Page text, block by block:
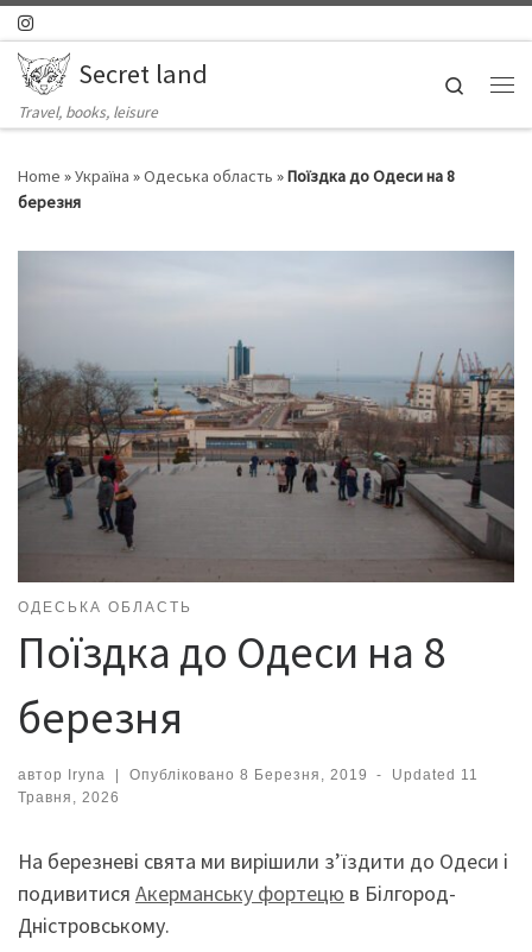
Skip to content
Secret land
Travel, books, leisure
Search
Home »Україна »Одеська область »Поїздка до Одеси на 8
березня
ОДЕСЬКА ОБЛАСТЬ
Поїздка до Одеси на 8
березня
автор Iryna Опубліковано 8 Березня, 2019 - Updated 11
Травня, 2026
На березневі свята ми вирішили з’їздити до Одеси і
подивитися Акерманську фортецю в Білгород-
Дністровському.